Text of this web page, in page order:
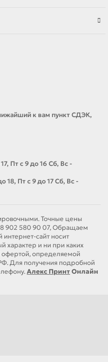
к вам пункт СДЭК,
Пт с 9 до 16 Сб, Вс -
18, Пт с 9 до 17 Сб, Вс -
Точные цены
902 580 90 07, Обращаем
сайт носит
характер и ни при каких
офертой, определяемой
Для получения подробной
Алекс ПринтОнлайн